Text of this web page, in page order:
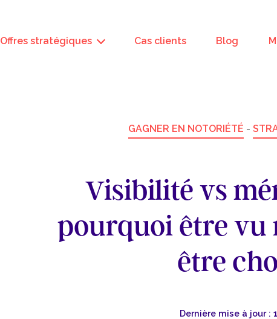
Offres stratégiques Cas clients Blog
GAGNER EN NOTORIÉTÉ -
Visibilité vs
pourquoi être vu
être
Dernière mise à jour :